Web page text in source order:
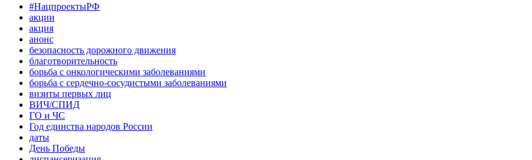
#НацпроектыРФ
акции
акция
анонс
безопасность дорожного движения
благотворительность
борьба с онкологическими заболеваниями
борьба с сердечно-сосудистыми заболеваниями
визиты первых лиц
ВИЧ/СПИД
ГО и ЧС
Год единства народов России
даты
День Победы